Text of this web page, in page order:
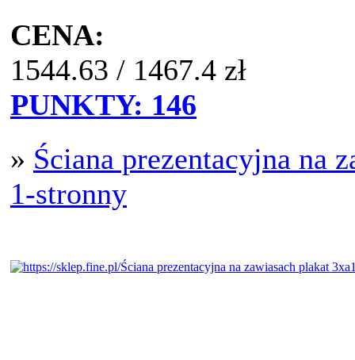
CENA:
1544.63 / 1467.4 zł
PUNKTY: 146
» Ściana prezentacyjna na
1-stronny